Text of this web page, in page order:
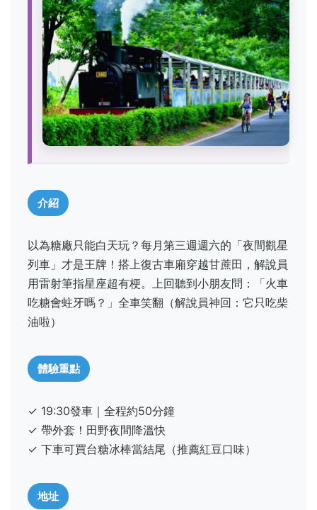
介紹
以為糖廠只能白天玩？每月第三週週六的「夜間觀星
列車」才是王牌！搭上復古車廂穿越甘蔗田，解說員
用雷射筆指星座超有梗。上回聽到小朋友問：「火車
吃糖會蛀牙嗎？」全車笑翻（解說員神回：它只吃柴
油啦）
體驗重點
✓ 19:30發車｜全程約50分鐘
✓ 帶外套！田野夜間降溫快
✓ 下車可買台糖冰棒當結尾（推薦紅豆口味）
地址